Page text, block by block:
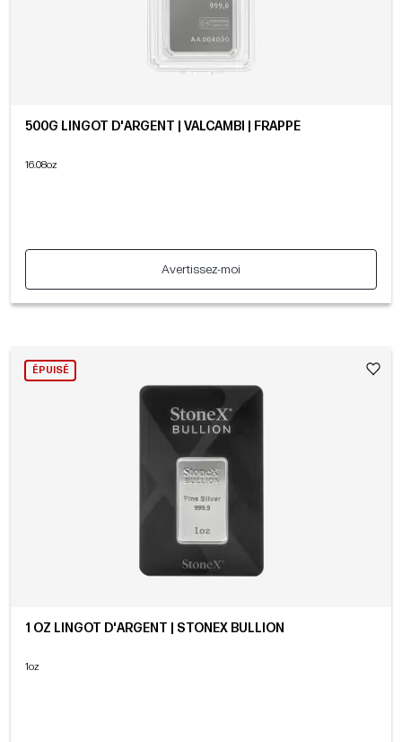
500G LINGOT D'ARGENT | VALCAMBI | FRAPPÉ
16.08oz
Avertissez-moi
ÉPUISÉ
1 OZ LINGOT D'ARGENT | STONEX BULLION
1oz